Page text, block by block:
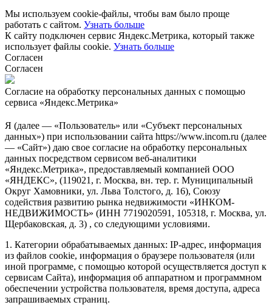
Мы используем cookie-файлы, чтобы вам было проще
работать с сайтом. Узнать больше
К сайту подключен сервис Яндекс.Метрика, который также
использует файлы cookie. Узнать больше
Согласен
Согласен
Согласие на обработку персональных данных с помощью
сервиса «Яндекс.Метрика»
Я (далее — «Пользователь» или «Субъект персональных
данных») при использовании сайта https://www.incom.ru (далее
— «Сайт») даю свое согласие на обработку персональных
данных посредством сервисом веб-аналитики
«Яндекс.Метрика», предоставляемый компанией ООО
«ЯНДЕКС», (119021, г. Москва, вн. тер. г. Муниципальный
Округ Хамовники, ул. Льва Толстого, д. 16), Союзу
содействия развитию рынка недвижимости «ИНКОМ-
НЕДВИЖИМОСТЬ» (ИНН 7719020591, 105318, г. Москва, ул.
Щербаковская, д. 3) , со следующими условиями.
1. Категории обрабатываемых данных: IP-адрес, информация
из файлов cookie, информация о браузере пользователя (или
иной программе, с помощью которой осуществляется доступ к
сервисам Сайта), информация об аппаратном и программном
обеспечении устройства пользователя, время доступа, адреса
запрашиваемых страниц.